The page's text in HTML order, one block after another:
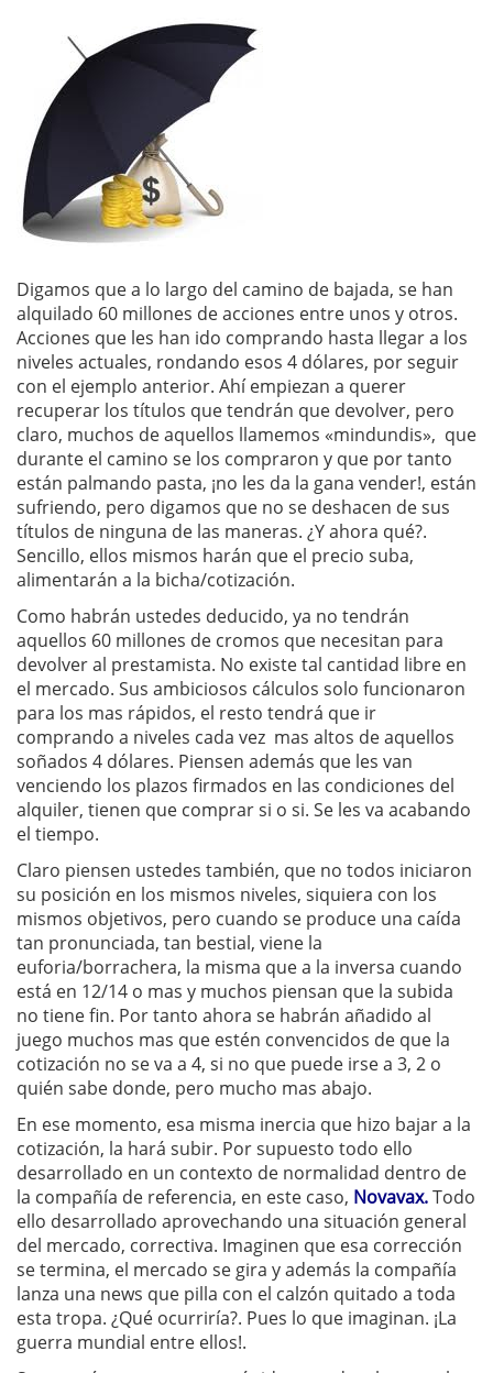
Digamos que a lo largo del camino de bajada, se han
alquilado 60 millones de acciones entre unos y otros.
Acciones que les han ido comprando hasta llegar a los
niveles actuales, rondando esos 4 dólares, por seguir
con el ejemplo anterior. Ahí empiezan a querer
recuperar los títulos que tendrán que devolver, pero
claro, muchos de aquellos llamemos «mindundis», que
durante el camino se los compraron y que por tanto
están palmando pasta, ¡no les da la gana vender!, están
sufriendo, pero digamos que no se deshacen de sus
títulos de ninguna de las maneras. ¿Y ahora qué?.
Sencillo, ellos mismos harán que el precio suba,
alimentarán a la bicha/cotización.
Como habrán ustedes deducido, ya no tendrán
aquellos 60 millones de cromos que necesitan para
devolver al prestamista. No existe tal cantidad libre en
el mercado. Sus ambiciosos cálculos solo funcionaron
para los mas rápidos, el resto tendrá que ir
comprando a niveles cada vez mas altos de aquellos
soñados 4 dólares. Piensen además que les van
venciendo los plazos firmados en las condiciones del
alquiler, tienen que comprar si o si. Se les va acabando
el tiempo.
Claro piensen ustedes también, que no todos iniciaron
su posición en los mismos niveles, siquiera con los
mismos objetivos, pero cuando se produce una caída
tan pronunciada, tan bestial, viene la
euforia/borrachera, la misma que a la inversa cuando
está en 12/14 o mas y muchos piensan que la subida
no tiene fin. Por tanto ahora se habrán añadido al
juego muchos mas que estén convencidos de que la
cotización no se va a 4, si no que puede irse a 3, 2 o
quién sabe donde, pero mucho mas abajo.
En ese momento, esa misma inercia que hizo bajar a la
cotización, la hará subir. Por supuesto todo ello
desarrollado en un contexto de normalidad dentro de
la compañía de referencia, en este caso, Novavax.Todo
ello desarrollado aprovechando una situación general
del mercado, correctiva. Imaginen que esa corrección
se termina, el mercado se gira y además la compañía
lanza una news que pilla con el calzón quitado a toda
esta tropa. ¿Qué ocurriría?. Pues lo que imaginan. ¡La
guerra mundial entre ellos!.